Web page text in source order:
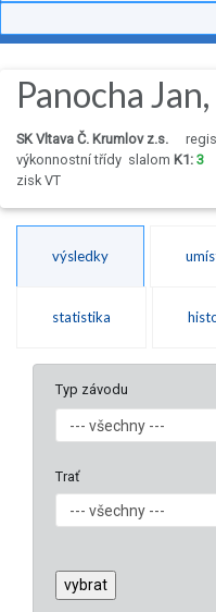
Panocha
SK Vltava Č. Krumlov z.s.
výkonnostní třídy slalom K1: 3
zisk VT
výsledky
statistika
Typ závodu
Trať